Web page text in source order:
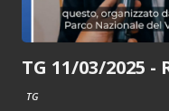
TG 11/03/2025 -
TG